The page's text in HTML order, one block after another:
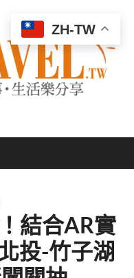
結合AR實
投-竹子湖
ZH-TW